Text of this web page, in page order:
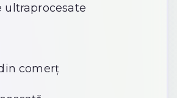
ultraprocesate
comerț